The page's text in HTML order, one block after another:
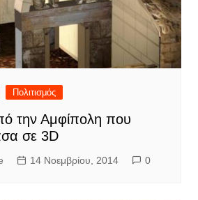
Πολιτισμός
την Αμφίπολη που
σε 3D
14 Νοεμβρίου, 2014 0